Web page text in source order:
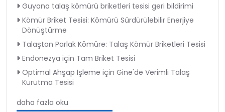
Guyana talaş kömürü briketleri tesisi geri bildirimi
Kömür Briket Tesisi: Kömürü Sürdürülebilir Enerjiye
Dönüştürme
Talaştan Parlak Kömüre: Talaş Kömür Briketleri Tesisi
Endonezya için Tam Briket Tesisi
Optimal Ahşap İşleme için Gine'de Verimli Talaş
Kurutma Tesisi
daha fazla oku